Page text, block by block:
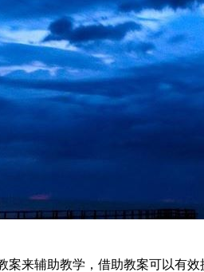
案来辅助教学，借助教案可以有